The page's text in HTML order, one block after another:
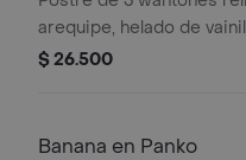
arequipe, helado de
caramelo.
$ 26.500
Banana en Panko